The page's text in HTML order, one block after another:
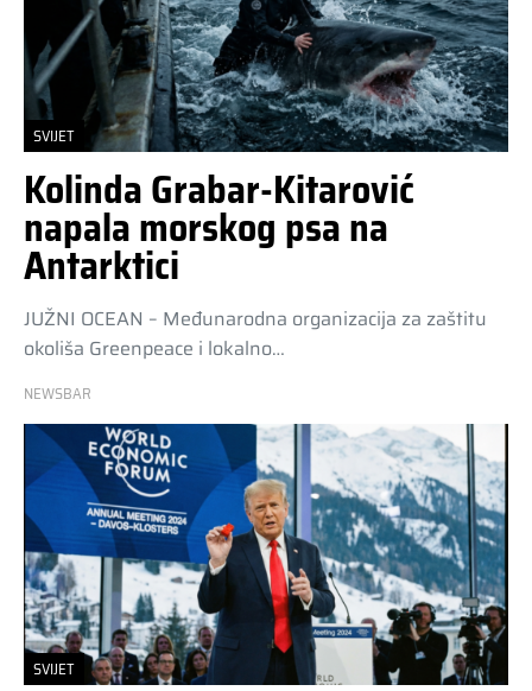
SVIJET
Kolinda Grabar-Kitarović
napala morskog psa na
Antarktici
JUŽNI OCEAN – Međunarodna organizacija za zaštitu
okoliša Greenpeace i lokalno…
NEWSBAR
SVIJET